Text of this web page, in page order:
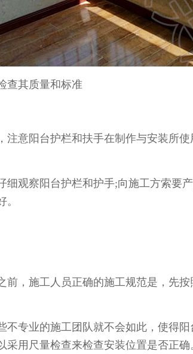
其质量和标准
意阳台护栏和扶手在制作与安装所使
观察阳台护栏和护手;向施工方索要
，施工人员正确的施工规范是，先按
专业的施工团队就不会如此，使得阳
用尺量检查来检查安装位置是否正确